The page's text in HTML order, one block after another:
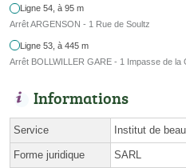
Ligne 54, à 95 m
Arrêt ARGENSON - 1 Rue de Soultz
Ligne 53, à 445 m
Arrêt BOLLWILLER GARE - 1 Impasse de la
Informations
Service Institut de
Forme juridique SARL